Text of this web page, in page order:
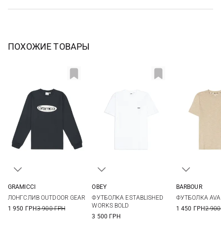
ПОХОЖИЕ ТОВАРЫ
GRAMICCI
ЛОНГСЛИВ OUTDOOR GEAR
1 950 ГРН3 900 ГРН
XXL
OBEY
ФУТБОЛКА ESTABLISHED
WORKS BOLD
3 500 ГРН
BARBOUR
ФУТБОЛКА AVA
1 450 ГРН2